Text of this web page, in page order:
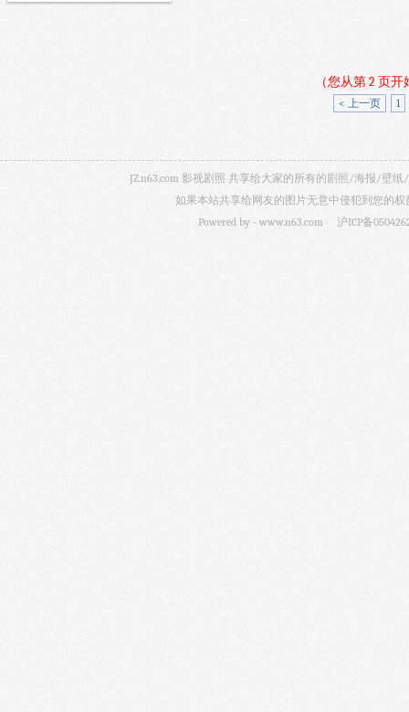
（您从第 2 页
< 上一页 1
JZ.n63.com 影视剧照 共享给大家的所有的剧照/海报/壁
如果本站共享给网友的图片无意中侵犯到您的
Powered by - www.n63.com 沪ICP备